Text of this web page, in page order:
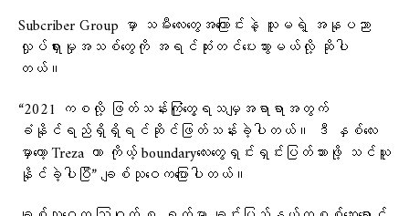
Subcriber Group မှာ သမီးလေးတွေအကြောင်းနဲ့ သူမရဲ့ အနုပညာ
လှုပ်ရှားမှုအသစ်တွေကို အရင်ဆုံးတင်ပေးသွားမယ်လို့ ဆိုပါ
တယ်။
“2021 ကစလို့ ဖြတ်သန်းကြုံတွေ့ရသမျှအရာရာအတွက်
ခံနိုင်ရည်ရှိရှိရင်ဆိုင်ဖြတ်သန်းခဲ့ပါတယ်။ ဒီ နှစ်လေး
မှာတော့ Treza ဟာ ကိုယ့် boundaryလေးတွေရှင်းရှင်းပြတ်သားဖို့ သင်ယူ
နိုင်ခဲ့ပါပြီ” ချစ်သုဝေကပြောပါတယ်။